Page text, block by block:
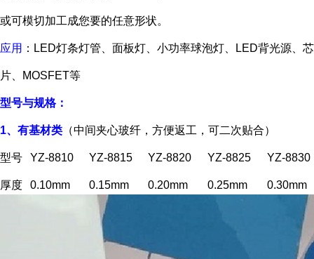
或可模切加工成您要的任意形状。
应用 ：LED灯条灯管、面板灯、小功率球泡灯、LED背光源、芯
片、MOSFET等
型号与规格：
1、有基材类 （中间夹心玻纤，方便返工，可二次贴合）
型号 YZ-8810 YZ-8815 YZ-8820 YZ-8825 YZ-8830
厚度 0.10mm 0.15mm 0.20mm 0.25mm 0.30mm